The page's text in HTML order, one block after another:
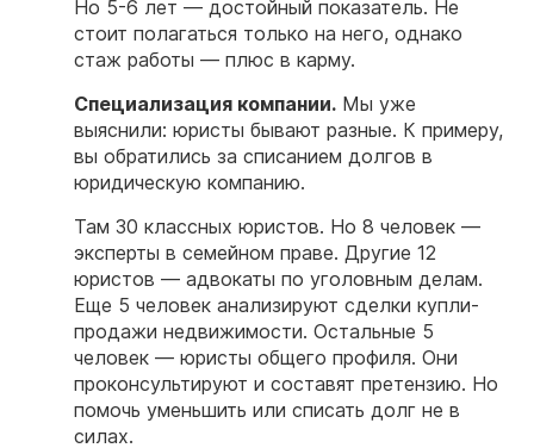
Но 5-6 лет — достойный показатель. Не
стоит полагаться только на него, однако
стаж работы — плюс в карму.
Специализация компании. Мы уже
выяснили: юристы бывают разные. К примеру,
вы обратились за списанием долгов в
юридическую компанию.
Там 30 классных юристов. Но 8 человек —
эксперты в семейном праве. Другие 12
юристов — адвокаты по уголовным делам.
Еще 5 человек анализируют сделки купли-
продажи недвижимости. Остальные 5
человек — юристы общего профиля. Они
проконсультируют и составят претензию. Но
помочь уменьшить или списать долг не в
силах.